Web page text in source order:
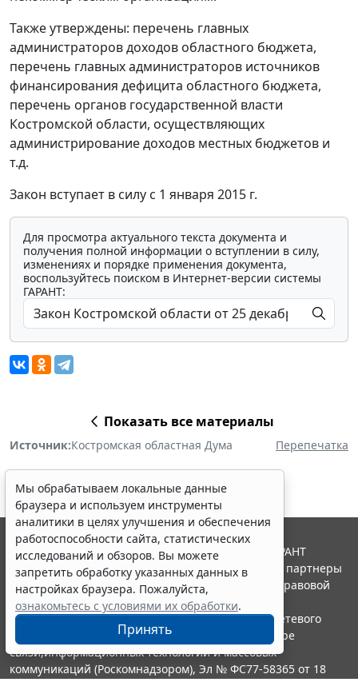
Также утверждены: перечень главных
администраторов доходов областного бюджета,
перечень главных администраторов источников
финансирования дефицита областного бюджета,
перечень органов государственной власти
Костромской области, осуществляющих
администрирование доходов местных бюджетов и
т.д.
Закон вступает в силу с 1 января 2015 г.
Для просмотра актуального текста документа и
получения полной информации о вступлении в силу,
изменениях и порядке применения документа,
воспользуйтесь поиском в Интернет-версии системы
ГАРАНТ:
Показать все материалы
Источник:Костромская областная Дума Перепечатка
Мы обрабатываем локальные данные
браузера и используем инструменты
аналитики в целях улучшения и обеспечения
работоспособности сайта, статистических
исследований и обзоров. Вы можете
запретить обработку указанных данных в
настройках браузера. Пожалуйста,
ознакомьтесь с условиями их обработки.
Принять
© ООО "НПП "ГАРАНТ-СЕРВИС", 2026. Система ГАРАНТ
выпускается с 1990 года. Компания "Гарант" и ее партнеры
являются участниками Российской ассоциации правовой
информации ГАРАНТ.
Портал ГАРАНТ.РУ зарегистрирован в качестве сетевого
издания Федеральной службой по надзору в сфере
связи,информационных технологий и массовых
коммуникаций (Роскомнадзором), Эл № ФС77-58365 от 18